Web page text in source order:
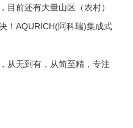
目前还有大量山区（农村）
！AQURICH(阿科瑞)集成式
从无到有，从简至精，专注